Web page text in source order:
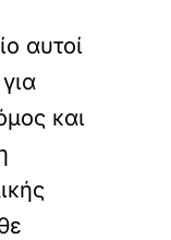
αυτοί
και